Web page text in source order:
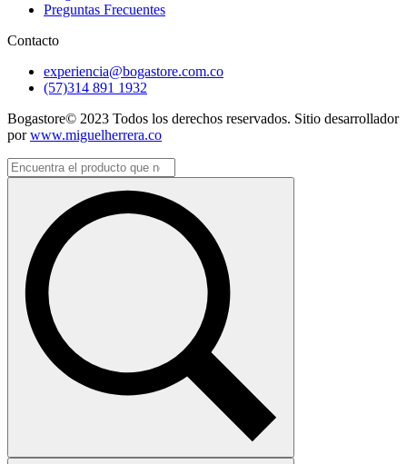
Preguntas Frecuentes
Contacto
experiencia@bogastore.com.co
(57)314 891 1932
Bogastore© 2023 Todos los derechos reservados. Sitio desarrollador
porwww.miguelherrera.co